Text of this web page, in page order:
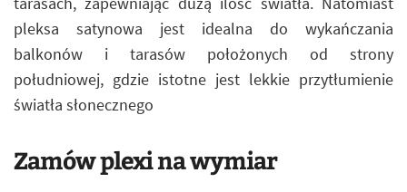
pleksa satynowa jest idealna do wykańczania
balkonów i tarasów położonych od strony
południowej, gdzie istotne jest lekkie przytłumienie
światła słonecznego
Zamów plexi na wymiar